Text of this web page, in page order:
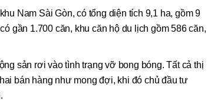
Nam Sài Gòn, có tổng diện tích 9,1 ha, gồm 9
gần 1.700 căn, khu căn hộ du lịch gồm 586 căn,
sản rơi vào tình trạng vỡ bong bóng. Tất cả thị
bán hàng như mong đợi, khi đó chủ đầu tư